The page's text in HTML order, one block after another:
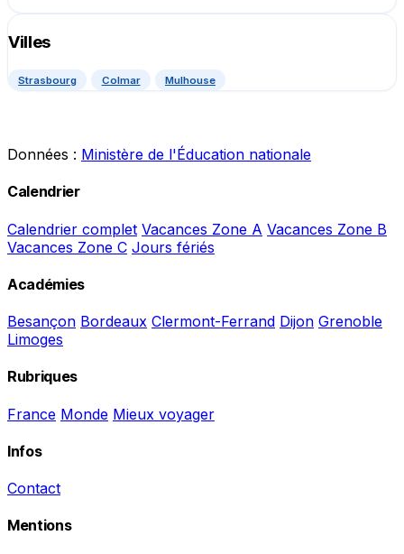
Villes
Strasbourg Colmar Mulhouse
Données : Ministère de l'Éducation nationale
Calendrier
Calendrier complet Vacances Zone A Vacances Zone B
Vacances Zone C Jours fériés
Académies
Besançon Bordeaux Clermont-Ferrand Dijon Grenoble
Limoges
Rubriques
France Monde Mieux voyager
Infos
Contact
Mentions